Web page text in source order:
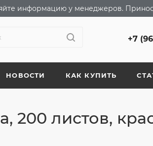
информацию у менеджеров.
+7
НОВОСТИ КАК КУПИТЬ
200 листов,